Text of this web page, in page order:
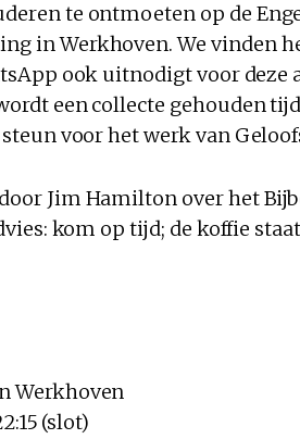
te ontmoeten op de
in Werkhoven. We vinden
ook uitnodigt voor deze
een collecte gehouden
voor het werk van
Jim Hamilton over het
kom op tijd; de koffie
Werkhoven
(slot)